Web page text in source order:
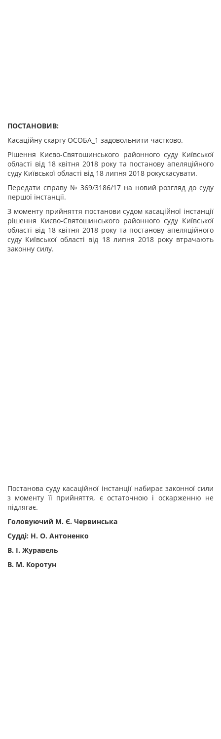
ПОСТАНОВИВ:
Касаційну скаргу ОСОБА_1 задовольнити частково.
Рішення Києво-Святошинського районного суду Київської
області від 18 квітня 2018 року та постанову апеляційного
суду Київської області від 18 липня 2018 рокускасувати.
Передати справу № 369/3186/17 на новий розгляд до суду
першої інстанції.
З моменту прийняття постанови судом касаційної інстанції
рішення Києво-Святошинського районного суду Київської
області від 18 квітня 2018 року та постанову апеляційного
суду Київської області від 18 липня 2018 рокувтрачають
законну силу.
Постанова суду касаційної інстанції набирає законної сили
з моменту її прийняття, є остаточною і оскарженню не
підлягає.
Головуючий М. Є. Червинська
Судді: Н. О. Антоненко
В. І. Журавель
В. М. Коротун